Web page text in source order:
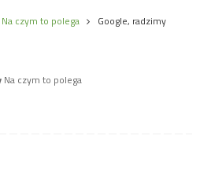
Na czym to polega Google, radzimy
Na czym to polega